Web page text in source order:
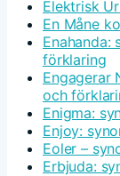
Elektrisk
En Måne
Enahanda:
förklaring
Engagerar
och
Enigma:
Enjoy:
Eoler –
Erbjuda: